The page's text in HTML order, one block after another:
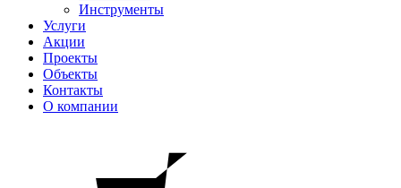
Инструменты
Услуги
Акции
Проекты
Объекты
Контакты
О компании